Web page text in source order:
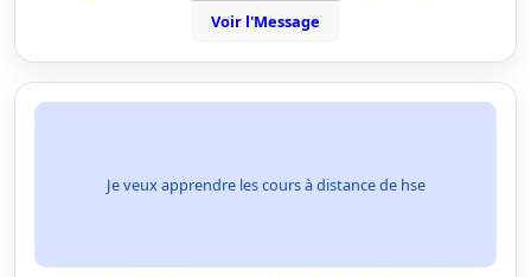
Voir l'Message
Je veux apprendre les cours à distance de hse